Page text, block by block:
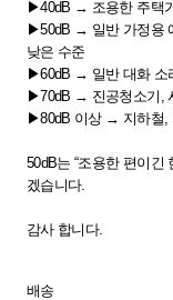
▶40dB → 조용한 주택
▶50dB → 일반 가정용
낮은 수준
▶60dB → 일반 대화 소
▶70dB → 진공청소기,
▶80dB 이상 → 지하철,
50dB는 “조용한 편이긴
겠습니다.
감사 합니다.
배송